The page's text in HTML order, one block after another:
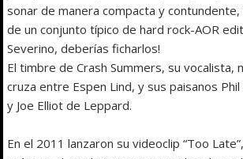
sonar de manera compacta y
de un conjunto típico de hard rock-AOR
Severino, deberías ficharlos!
El timbre de Crash Summers, su vocalista,
cruza entre Espen Lind, y sus paisanos Phil
y Joe Elliot de Leppard.
En el 2011 lanzaron su videoclip “Too